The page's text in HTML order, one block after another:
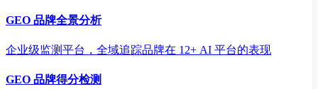
GEO 品牌全景分析
企业级监测平台，全域追踪品牌在 12+ AI 平台的表现
GEO 品牌得分检测